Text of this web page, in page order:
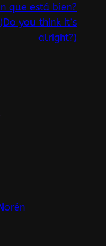
que está bien?
(Do you think it’s
alright?)